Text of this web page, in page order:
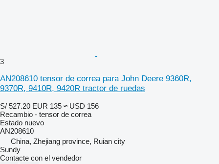
3
AN208610 tensor de correa para John Deere 9360R,
9370R, 9410R, 9420R tractor de ruedas
S/ 527.20 EUR 135 ≈ USD 156
Recambio - tensor de correa
Estado nuevo
AN208610
China, Zhejiang province, Ruian city
Sundy
Contacte con el vendedor